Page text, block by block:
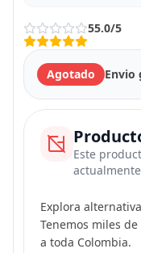
55.0/5
Agotado Envio
Este
actualmente
Explora
Tenemos miles
a toda Colombia.